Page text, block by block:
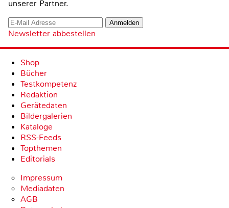
unserer Partner.
Newsletter abbestellen
Shop
Bücher
Testkompetenz
Redaktion
Gerätedaten
Bildergalerien
Kataloge
RSS-Feeds
Topthemen
Editorials
Impressum
Mediadaten
AGB